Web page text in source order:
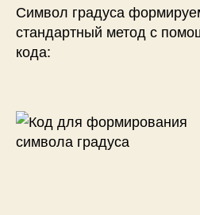
Символ градуса
стандартный метод с
кода: